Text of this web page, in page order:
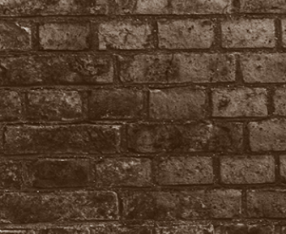
修图服务 珠宝修饰服务